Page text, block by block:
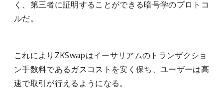
く、第三者に証明することができる暗号学のプロトコ
ルだ。
これによりZKSwapはイーサリアムのトランザクショ
ン手数料であるガスコストを安く保ち、ユーザーは高
速で取引が行えるようになる。